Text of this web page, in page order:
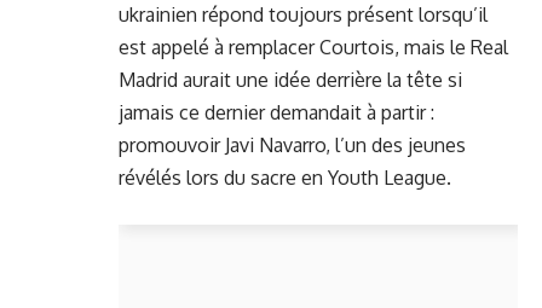
ukrainien répond toujours présent lorsqu’il
est appelé à remplacer Courtois, mais le Real
Madrid aurait une idée derrière la tête si
jamais ce dernier demandait à partir :
promouvoir Javi Navarro, l’un des jeunes
révélés lors du sacre en Youth League.